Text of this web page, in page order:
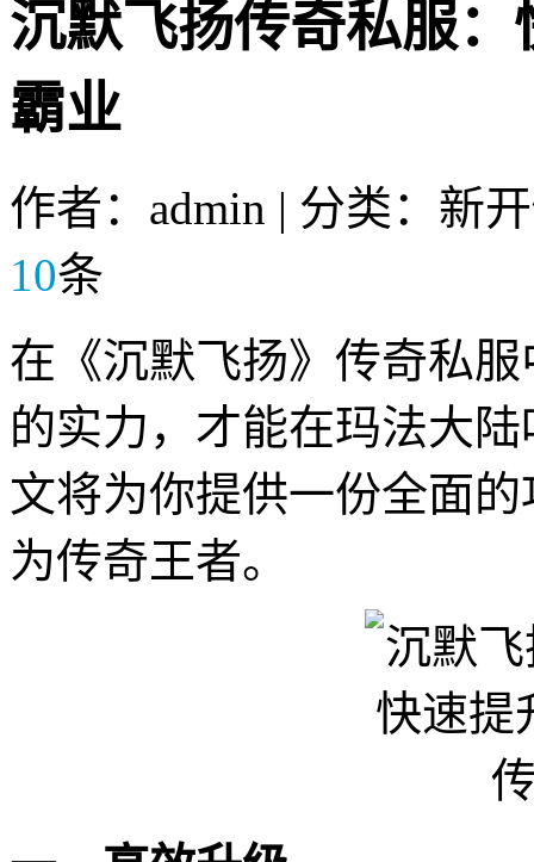
沉默飞扬传奇私服
霸业
作者：admin | 分类：新
10条
在《沉默飞扬》传奇私
的实力，才能在玛法大
文将为你提供一份全面
为传奇王者。